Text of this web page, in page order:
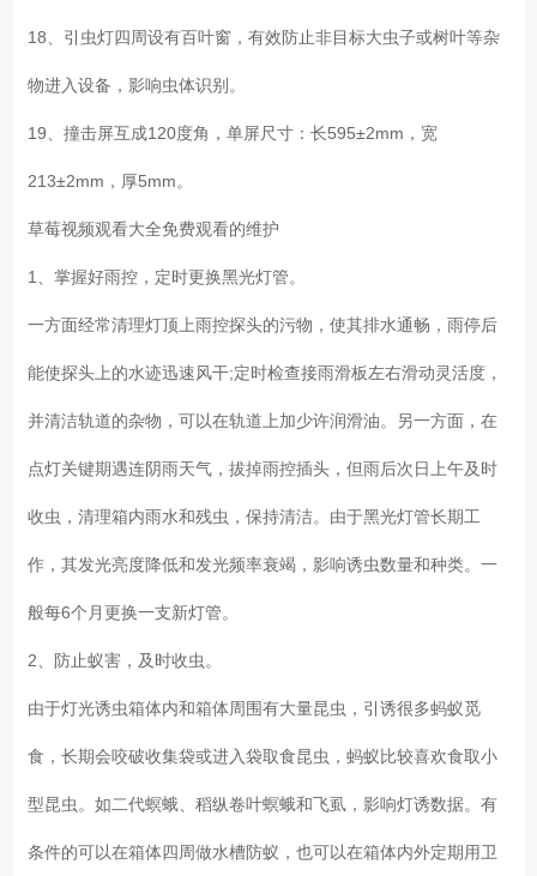
18、引虫灯四周设有百叶窗，有效防止非目标大虫子或树叶等杂
物进入设备，影响虫体识别。
19、撞击屏互成120度角，单屏尺寸：长595±2mm，宽
213±2mm，厚5mm。
草莓视频观看大全免费观看的维护
1、掌握好雨控，定时更换黑光灯管。
一方面经常清理灯顶上雨控探头的污物，使其排水通畅，雨停后
能使探头上的水迹迅速风干;定时检查接雨滑板左右滑动灵活度，
并清洁轨道的杂物，可以在轨道上加少许润滑油。另一方面，在
点灯关键期遇连阴雨天气，拔掉雨控插头，但雨后次日上午及时
收虫，清理箱内雨水和残虫，保持清洁。由于黑光灯管长期工
作，其发光亮度降低和发光频率衰竭，影响诱虫数量和种类。一
般每6个月更换一支新灯管。
2、防止蚁害，及时收虫。
由于灯光诱虫箱体内和箱体周围有大量昆虫，引诱很多蚂蚁觅
食，长期会咬破收集袋或进入袋取食昆虫，蚂蚁比较喜欢食取小
型昆虫。如二代螟蛾、稻纵卷叶螟蛾和飞虱，影响灯诱数据。有
条件的可以在箱体四周做水槽防蚁，也可以在箱体内外定期用卫